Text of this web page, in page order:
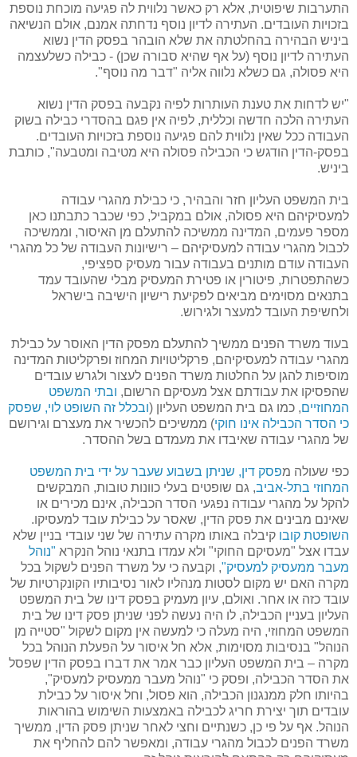
התערבות שיפוטית, אלא רק כאשר נלווית לה פגיעה מוכחת נוספת
בזכויות העובדים. העתירה לדיון נוסף נדחתה אמנם, אולם הנשיאה
ביניש הבהירה בהחלטתה את שלא הובהר בפסק הדין נשוא
העתירה לדיון נוסף (על אף שהיא סבורה שכן) - כבילה כשלעצמה
היא פסולה, גם כשלא נלווה אליה "דבר מה נוסף".
"יש לדחות את טענת העותרות לפיה נקבעה בפסק הדין נשוא
העתירה הלכה חדשה וכללית, לפיה אין פגם בהסדרי כבילה בשוק
העבודה ככל שאין נלווית להם פגיעה נוספת בזכויות העובדים.
בפסק-הדין הודגש כי הכבילה פסולה היא מטיבה ומטבעה", כותבת
ביניש.
בית המשפט העליון חזר והבהיר, כי כבילת מהגרי עבודה
למעסיקיהם היא פסולה, אולם במקביל, כפי שכבר כתבתנו כאן
מספר פעמים, המדינה ממשיכה להתעלם מן האיסור, וממשיכה
לכבול מהגרי עבודה למעסיקיהם – רישיונות העבודה של כל מהגרי
העבודה עודם מותנים בעבודה עבור מעסיק ספציפי,
כשהתפטרות, פיטורין או פטירת המעסיק מבלי שהעובד עמד
בתנאים מסוימים מביאים לפקיעת רישיון הישיבה בישראל
ולחשיפת העובד למעצר ולגירוש.
בעוד משרד הפנים ממשיך להתעלם מפסק הדין האוסר על כבילת
מהגרי עבודה למעסיקיהם, פרקליטויות המחוז ופרקליטות המדינה
מוסיפות להגן על החלטות משרד הפנים לעצור ולגרש עובדים
שהפסיקו את עבודתם אצל מעסיקם הרשום, ובתי המשפט
המחוזיים, כמו גם בית המשפט העליון (ובכלל זה השופט לוי, שפסק
כי הסדר הכבילה אינו חוקי) ממשיכים להכשיר את מעצרם וגירושם
של מהגרי עבודה שאיבדו את מעמדם בשל ההסדר.
כפי שעולה מפסק דין, שניתן בשבוע שעבר על ידי בית המשפט
המחוזי בתל-אביב, גם שופטים בעלי כוונות טובות, המבקשים
להקל על מהגרי עבודה נפגעי הסדר הכבילה, אינם מכירים או
שאינם מבינים את פסק הדין, שאסר על כבילת עובד למעסיקו.
השופטת קובו קיבלה באותו מקרה עתירה של שני עובדי בניין שלא
עבדו אצל "מעסיקם החוקי" ולא עמדו בתנאי נוהל הנקרא "נוהל
מעבר ממעסיק למעסיק", וקבעה כי על משרד הפנים לשקול בכל
מקרה האם יש מקום לסטות מנהליו לאור נסיבותיו הקונקרטיות של
עובד כזה או אחר. ואולם, עיון מעמיק בפסק דינו של בית המשפט
העליון בעניין הכבילה, לו היה נעשה לפני שניתן פסק דינו של בית
המשפט המחוזי, היה מעלה כי למעשה אין מקום לשקול "סטייה מן
הנוהל" בנסיבות מסוימות, אלא חל איסור על הפעלת הנוהל בכל
מקרה – בית המשפט העליון כבר אמר את דברו בפסק הדין שפסל
את הסדר הכבילה, ופסק כי "נוהל מעבר ממעסיק למעסיק",
בהיותו חלק ממנגנון הכבילה, הוא פסול, וחל איסור על כבילת
עובדים תוך יצירת חריג לכבילה באמצעות השימוש בהוראות
הנוהל. אף על פי כן, כשנתיים וחצי לאחר שניתן פסק הדין, ממשיך
משרד הפנים לכבול מהגרי עבודה, ומאפשר להם להחליף את